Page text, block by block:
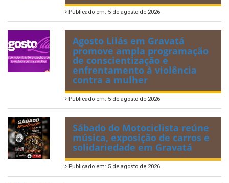
Publicado em: 5 de agosto de 2026
Agosto Lilás em Gravatá
promove ampla programação
de conscientização e
enfrentamento à violência
contra a mulher
Publicado em: 5 de agosto de 2026
Sábado do Motociclista reúne
música, exposição de carros e
solidariedade em Gravatá
Publicado em: 5 de agosto de 2026